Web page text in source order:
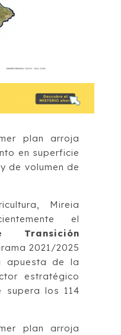
plan arroja
en superficie
de volumen de
Mireia
el
Transición
2021/2025
apuesta de la
estratégico
supera los 114
plan arroja